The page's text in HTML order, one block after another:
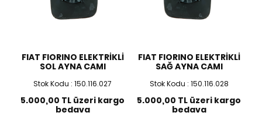
FIAT FIORINO ELEKTRİKLİ
SOL AYNA CAMI
Stok Kodu : 150.116.027
5.000,00 TL üzeri kargo
bedava
FIAT FIORINO ELEKTRİKLİ
SAĞ AYNA CAMI
Stok Kodu : 150.116.028
5.000,00 TL üzeri kargo
bedava